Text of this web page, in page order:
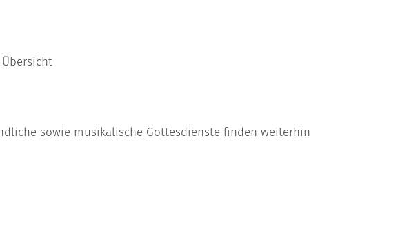
sowie musikalische Gottesdienste finden weiterhin